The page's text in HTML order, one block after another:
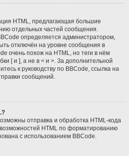
HTML, предлагающая большие
отдельных частей сообщения.
определяется администратором,
отключён на уровне сообщения в
очень похож на HTML, но теги в нём
[ и ], а не в < и >. За дополнительной
к руководству по BBCode, ссылка на
сообщений.
отправка и обработка HTML-кода
HTML по форматированию
с использованием BBCode.